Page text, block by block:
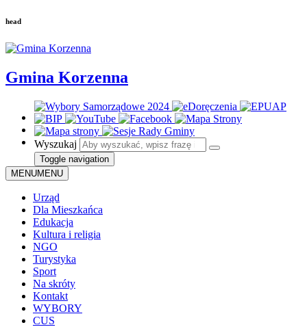
head
Gmina Korzenna
Wyszukaj
Toggle navigation
MENUMENU
Urząd
Dla Mieszkańca
Edukacja
Kultura i religia
NGO
Turystyka
Sport
Na skróty
Kontakt
WYBORY
CUS